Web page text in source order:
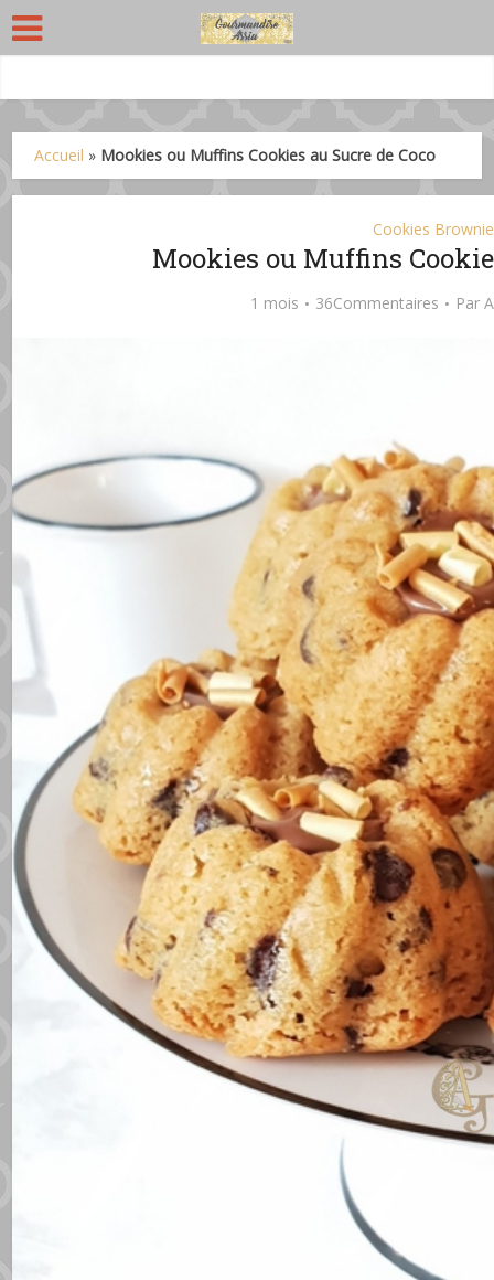
Accueil » Mookies ou Muffins Cookies au Sucre de Coco
Cookies
Mookies ou Muffins
1 mois 36Commentaires Par